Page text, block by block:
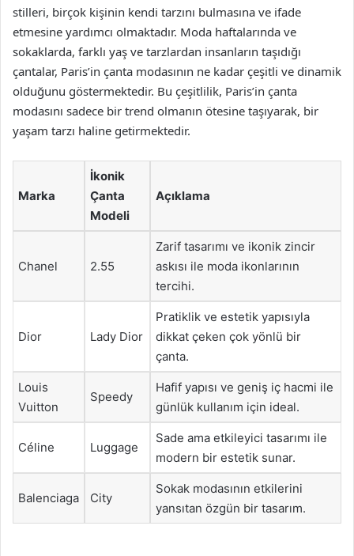
stilleri, birçok kişinin kendi tarzını bulmasına ve ifade
etmesine yardımcı olmaktadır. Moda haftalarında ve
sokaklarda, farklı yaş ve tarzlardan insanların taşıdığı
çantalar, Paris’in çanta modasının ne kadar çeşitli ve dinamik
olduğunu göstermektedir. Bu çeşitlilik, Paris’in çanta
modasını sadece bir trend olmanın ötesine taşıyarak, bir
yaşam tarzı haline getirmektedir.
Marka
İkonik
Çanta
Modeli
Açıklama
Chanel 2.55
Zarif tasarımı ve ikonik zincir
askısı ile moda ikonlarının
tercihi.
Dior Lady Dior
Pratiklik ve estetik yapısıyla
dikkat çeken çok yönlü bir
çanta.
Louis
Vuitton
Speedy
Hafif yapısı ve geniş iç hacmi ile
günlük kullanım için ideal.
Céline Luggage
Sade ama etkileyici tasarımı ile
modern bir estetik sunar.
Balenciaga City
Sokak modasının etkilerini
yansıtan özgün bir tasarım.